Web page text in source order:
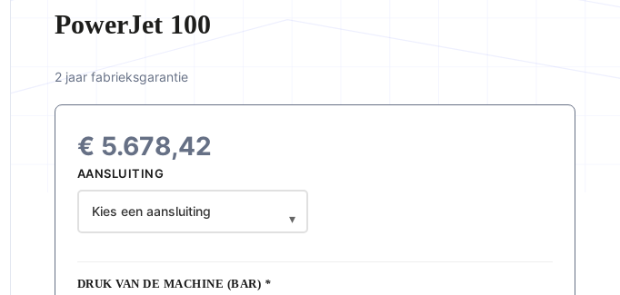
PowerJet 100
2 jaar fabrieksgarantie
€ 5.678,42
AANSLUITING
▾
DRUK VAN DE MACHINE (BAR) *